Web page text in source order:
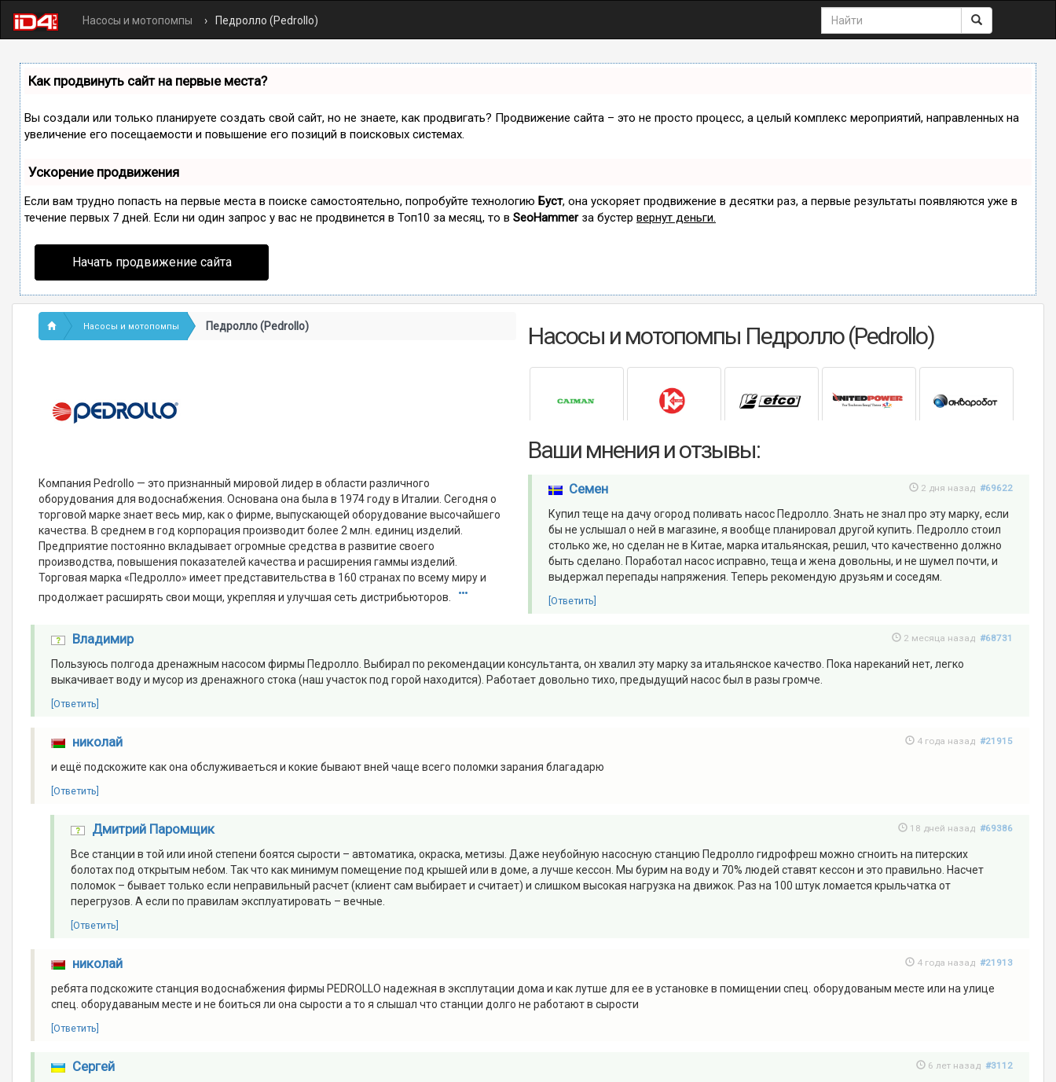
Насосы и мотопомпы Педролло (Pedrollo)
Как продвинуть сайт на первые места?
Вы создали или только планируете создать свой сайт, но не знаете, как продвигать? Продвижение сайта – это не просто процесс, а целый комплекс мероприятий, направленных на
увеличение его посещаемости и повышение его позиций в поисковых системах.
Ускорение продвижения
Если вам трудно попасть на первые места в поиске самостоятельно, попробуйте технологию Буст, она ускоряет продвижение в десятки раз, а первые результаты появляются уже в
течение первых 7 дней. Если ни один запрос у вас не продвинется в Топ10 за месяц, то в SeoHammerза бустер вернут деньги.
Начать продвижение сайта
Насосы и мотопомпы Педролло (Pedrollo)
Компания Pedrollo — это признанный мировой лидер в области различного
оборудования для водоснабжения. Основана она была в 1974 году в Италии. Сегодня о
торговой марке знает весь мир, как о фирме, выпускающей оборудование высочайшего
качества. В среднем в год корпорация производит более 2 млн. единиц изделий.
Предприятие постоянно вкладывает огромные средства в развитие своего
производства, повышения показателей качества и расширения гаммы изделий.
Торговая марка «Педролло» имеет представительства в 160 странах по всему миру и
продолжает расширять свои мощи, укрепляя и улучшая сеть дистрибьюторов.
Насосы и мотопомпы Педролло (Pedrollo)
Ваши мнения и отзывы:
Семен 2 дня назад #69622
Купил теще на дачу огород поливать насос Педролло. Знать не знал про эту марку, если
бы не услышал о ней в магазине, я вообще планировал другой купить. Педролло стоил
столько же, но сделан не в Китае, марка итальянская, решил, что качественно должно
быть сделано. Поработал насос исправно, теща и жена довольны, и не шумел почти, и
выдержал перепады напряжения. Теперь рекомендую друзьям и соседям.
[Ответить]
Владимир 2 месяца назад #68731
Пользуюсь полгода дренажным насосом фирмы Педролло. Выбирал по рекомендации консультанта, он хвалил эту марку за итальянское качество. Пока нареканий нет, легко
выкачивает воду и мусор из дренажного стока (наш участок под горой находится). Работает довольно тихо, предыдущий насос был в разы громче.
[Ответить]
николай 4 года назад #21915
и ещё подскожите как она обслуживаеться и кокие бывают вней чаще всего поломки зарания благадарю
[Ответить]
Дмитрий Паромщик 18 дней назад #69386
Все станции в той или иной степени боятся сырости – автоматика, окраска, метизы. Даже неубойную насосную станцию Педролло гидрофреш можно сгноить на питерских
болотах под открытым небом. Так что как минимум помещение под крышей или в доме, а лучше кессон. Мы бурим на воду и 70% людей ставят кессон и это правильно. Насчет
поломок – бывает только если неправильный расчет (клиент сам выбирает и считает) и слишком высокая нагрузка на движок. Раз на 100 штук ломается крыльчатка от
перегрузов. А если по правилам эксплуатировать – вечные.
[Ответить]
николай 4 года назад #21913
ребята подскожите станция водоснабжения фирмы PEDROLLO надежная в эксплутации дома и как лутше для ее в установке в помищении спец. оборудованым месте или на улице
спец. оборудаваным месте и не боиться ли она сырости а то я слышал что станции долго не работают в сырости
[Ответить]
Cергей 6 лет назад #3112